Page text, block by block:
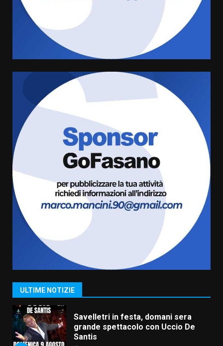
ULTIME NOTIZIE
US Fasano, Scianaro: “Profonda
amarezza per esclusione dal
campionato di calcio”
Fasanese ferito a colpi di arma
da fuoco
6 Agosto 2026 18:13
Carta d’identità: continua il piano
di aperture straordinarie del
Comune di Fasano
6 Agosto 2026 14:16
La Banda Città di Fasano apre
ufficialmente la Festa di
Savelletri
8 Agosto 2026 11:00
2
Savelletri in festa, domani sera
grande spettacolo con Uccio De
Politiche Giovanili e Mobilità
Sostenibile: premiati gli studenti
universitari del bando “La strada